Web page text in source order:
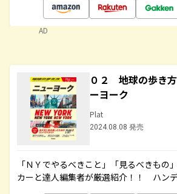
AD
０２ 地球の歩き
ーヨーク
Plat
2024.08.08 発売
「ＮＹでやるべきこと」「見るべきもの
カーと達人編集者が厳選紹介！！ ハンデ